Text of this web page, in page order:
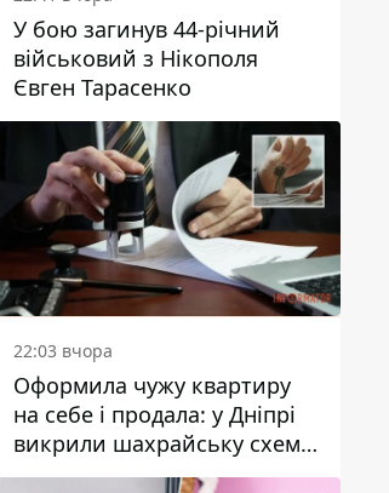
У бою загинув 44-річний
військовий з Нікополя
Євген Тарасенко
22:03 вчора
Оформила чужу квартиру
на себе і продала: у Дніпрі
викрили шахрайську схему
з нерухомістю